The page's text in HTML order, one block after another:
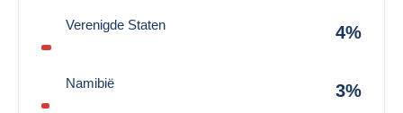
Verenigde Staten 4%
Namibië 3%